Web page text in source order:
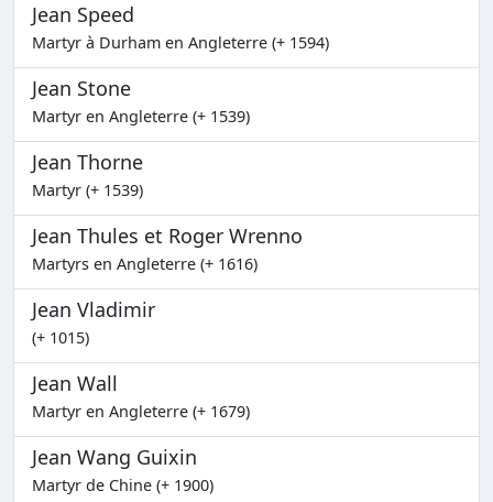
Jean Speed
Martyr à Durham en Angleterre (+ 1594)
Jean Stone
Martyr en Angleterre (+ 1539)
Jean Thorne
Martyr (+ 1539)
Jean Thules et Roger Wrenno
Martyrs en Angleterre (+ 1616)
Jean Vladimir
(+ 1015)
Jean Wall
Martyr en Angleterre (+ 1679)
Jean Wang Guixin
Martyr de Chine (+ 1900)